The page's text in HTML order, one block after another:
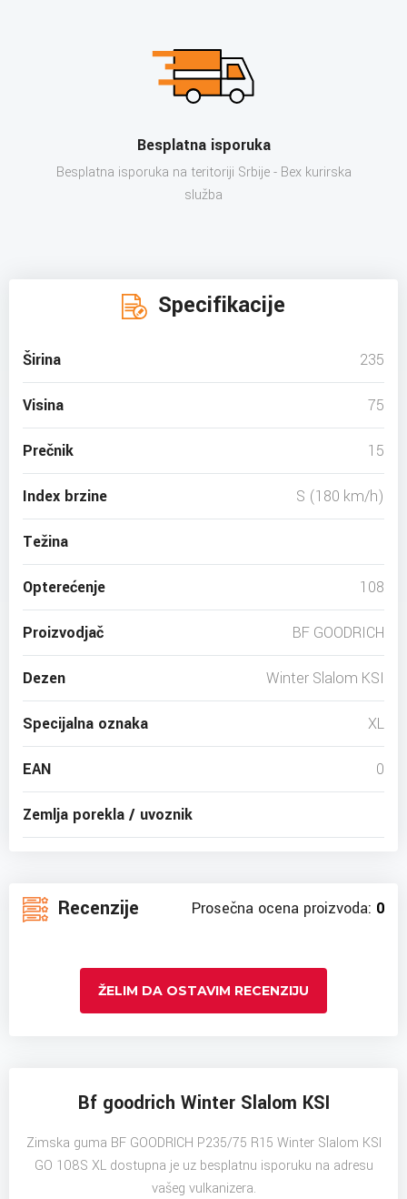
Besplatna isporuka
Besplatna isporuka na teritoriji Srbije - Bex kurirska
služba
Specifikacije
Širina 235
Visina 75
Prečnik 15
Index brzine S (180 km/h)
Težina
Opterećenje 108
Proizvodjač BF GOODRICH
Dezen Winter Slalom KSI
Specijalna oznaka XL
EAN 0
Zemlja porekla / uvoznik
Recenzije Prosečna ocena proizvoda: 0
ŽELIM DA OSTAVIM RECENZIJU
Bf goodrich Winter Slalom KSI
Zimska guma BF GOODRICH P235/75 R15 Winter Slalom KSI
GO 108S XL dostupna je uz besplatnu isporuku na adresu
vašeg vulkanizera.